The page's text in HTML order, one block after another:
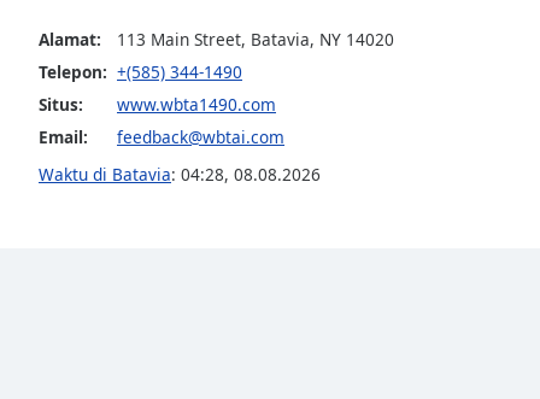
off,
Subtitles
subtitles
settings,
Alamat:
113 Main Street, Batavia, NY 14020
Telepon: +(585) 344-1490
Situs:
www.wbta1490.com
Email:
feedback@wbtai.com
Waktu di Batavia: 04:28, 08.08.2026